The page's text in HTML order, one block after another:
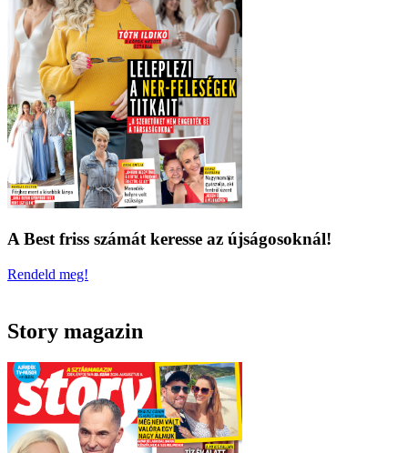
A Best friss számát keresse az újságosoknál!
Rendeld meg!
Story magazin